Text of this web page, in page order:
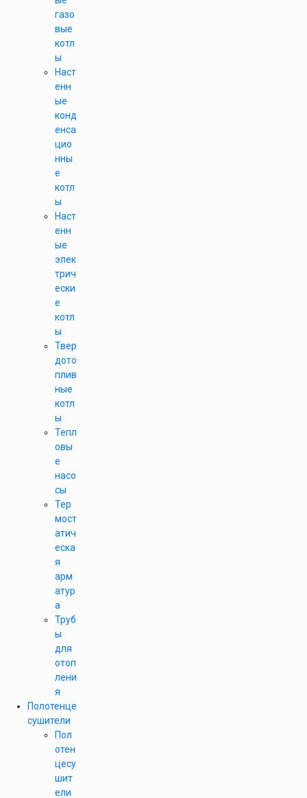
газо
вые
котл
ы
Наст
енн
ые
конд
енса
цио
нны
е
котл
ы
Наст
енн
ые
элек
трич
ески
е
котл
ы
Твер
дото
плив
ные
котл
ы
Тепл
овы
е
насо
сы
Тер
мост
атич
еска
я
арм
атур
а
Труб
ы
для
отоп
лени
я
Полотенце
сушители
Пол
отен
цесу
шит
ели